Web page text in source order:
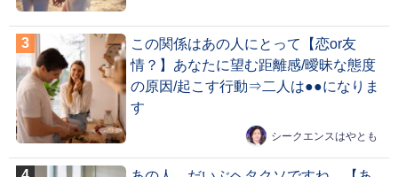
この関係はあの人にとって【恋or友
情？】あなたに望む距離感/曖昧な態度
の原因/起こす行動⇒二人は●●になりま
す
シークエンスはやとも